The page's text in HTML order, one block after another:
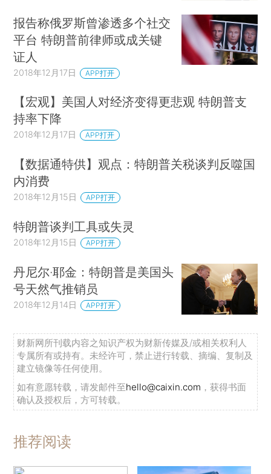
报告称俄罗斯曾渗透多个社交
平台 特朗普前律师或成关键
证人
2018年12月17日 APP打开
【宏观】美国人对经济变得更悲观 特朗普支
持率下降
2018年12月17日 APP打开
【数据通特供】观点：特朗普关税谈判反噬国
内消费
2018年12月15日 APP打开
特朗普谈判工具或失灵
2018年12月15日 APP打开
丹尼尔·耶金：特朗普是美国头
号天然气推销员
2018年12月14日 APP打开
财新网所刊载内容之知识产权为财新传媒及/或相关权利人
专属所有或持有。未经许可，禁止进行转载、摘编、复制及
建立镜像等任何使用。
如有意愿转载，请发邮件至hello@caixin.com ，获得书面
确认及授权后，方可转载。
推荐阅读